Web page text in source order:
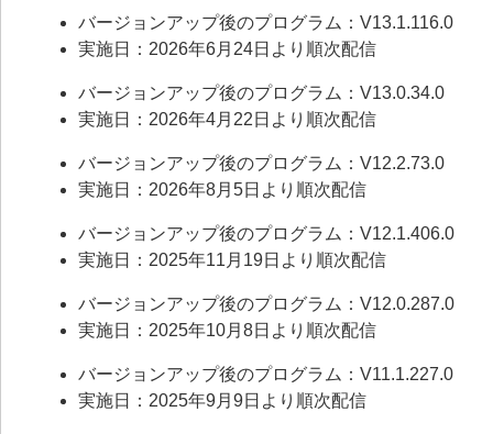
バージョンアップ後のプログラム：V13.1.116.0
実施日：2026年6月24日より順次配信
バージョンアップ後のプログラム：V13.0.34.0
実施日：2026年4月22日より順次配信
バージョンアップ後のプログラム：V12.2.73.0
実施日：2026年8月5日より順次配信
バージョンアップ後のプログラム：V12.1.406.0
実施日：2025年11月19日より順次配信
バージョンアップ後のプログラム：V12.0.287.0
実施日：2025年10月8日より順次配信
バージョンアップ後のプログラム：V11.1.227.0
実施日：2025年9月9日より順次配信